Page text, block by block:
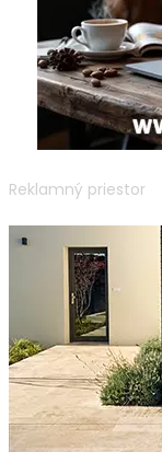
Reklamný priestor